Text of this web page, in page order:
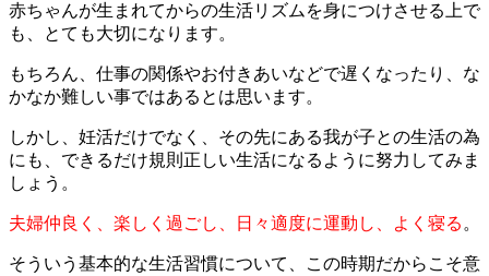
赤ちゃんが生まれてからの生活リズムを身につけさせる上で
も、とても大切になります。
もちろん、仕事の関係やお付きあいなどで遅くなったり、な
かなか難しい事ではあるとは思います。
しかし、妊活だけでなく、その先にある我が子との生活の為
にも、できるだけ規則正しい生活になるように努力してみま
しょう。
夫婦仲良く、楽しく過ごし、日々適度に運動し、よく寝る 。
そういう基本的な生活習慣について、この時期だからこそ意